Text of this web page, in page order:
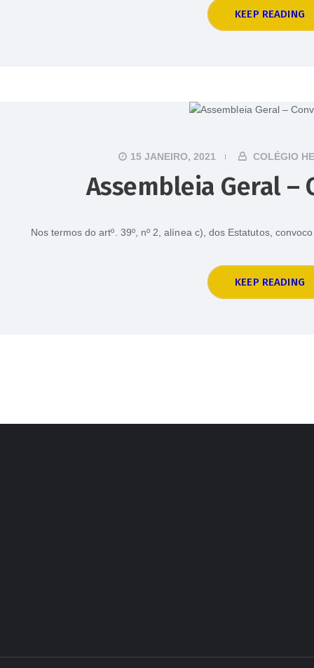
KEEP READING
15 JANEIRO, 2021 COLÉGIO
Assembleia Geral –
Nos termos do artº. 39º, nº 2, alínea c), dos Estatutos,
KEEP READING